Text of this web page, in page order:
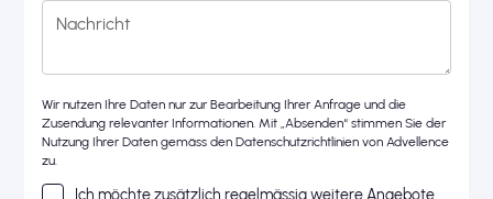
Wir nutzen Ihre Daten nur zur Bearbeitung Ihrer Anfrage und die
Zusendung relevanter Informationen. Mit „Absenden“ stimmen Sie der
Nutzung Ihrer Daten gemäss denDatenschutzrichtlinien von Advellence
zu.
Ich möchte zusätzlich regelmässig weitere Angebote